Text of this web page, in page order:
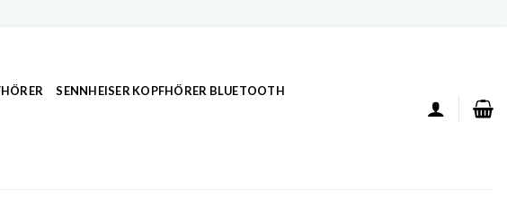
SENNHEISER KOPFHÖRER BLUETOOTH